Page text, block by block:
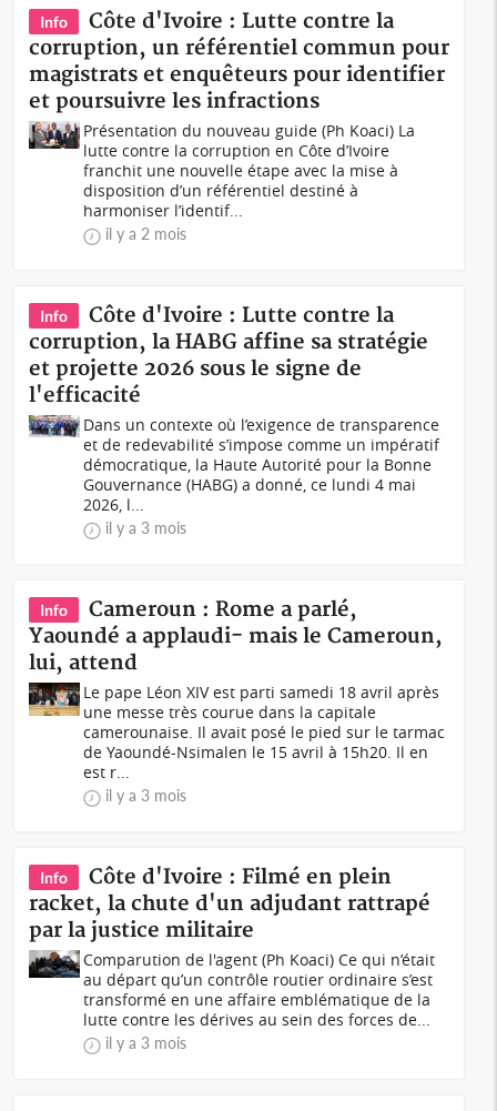
Info
Côte d'Ivoire : Lutte contre la
corruption, un référentiel commun pour
magistrats et enquêteurs pour identifier
et poursuivre les infractions
Présentation du nouveau guide (Ph Koaci) La
lutte contre la corruption en Côte d’Ivoire
franchit une nouvelle étape avec la mise à
disposition d’un référentiel destiné à
harmoniser l’identif...
il y a 2 mois
Info
Côte d'Ivoire : Lutte contre la
corruption, la HABG affine sa stratégie
et projette 2026 sous le signe de
l'efficacité
Dans un contexte où l’exigence de transparence
et de redevabilité s’impose comme un impératif
démocratique, la Haute Autorité pour la Bonne
Gouvernance (HABG) a donné, ce lundi 4 mai
2026, l...
il y a 3 mois
Info
Cameroun : Rome a parlé,
Yaoundé a applaudi- mais le Cameroun,
lui, attend
Le pape Léon XIV est parti samedi 18 avril après
une messe très courue dans la capitale
camerounaise. Il avait posé le pied sur le tarmac
de Yaoundé-Nsimalen le 15 avril à 15h20. Il en
est r...
il y a 3 mois
Info
Côte d'Ivoire : Filmé en plein
racket, la chute d'un adjudant rattrapé
par la justice militaire
Comparution de l'agent (Ph Koaci) Ce qui n’était
au départ qu’un contrôle routier ordinaire s’est
transformé en une affaire emblématique de la
lutte contre les dérives au sein des forces de...
il y a 3 mois